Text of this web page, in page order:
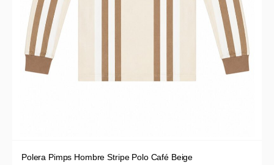
Polera Pimps Hombre Stripe Polo Café Beige